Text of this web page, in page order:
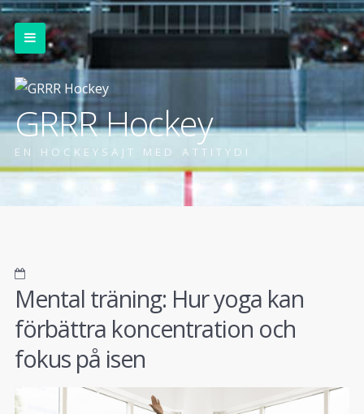
GRRR Hockey
EN HOCKEYSAJT MED ATTITYD!
Mental träning: Hur yoga kan
förbättra koncentration och
fokus på isen